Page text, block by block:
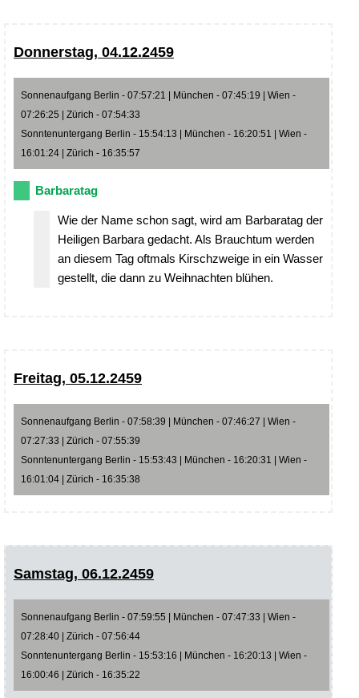
Donnerstag, 04.12.2459
Sonnenaufgang Berlin - 07:57:21 | München - 07:45:19 | Wien -
07:26:25 | Zürich - 07:54:33
Sonntenuntergang Berlin - 15:54:13 | München - 16:20:51 | Wien -
16:01:24 | Zürich - 16:35:57
Barbaratag
Wie der Name schon sagt, wird am Barbaratag der
Heiligen Barbara gedacht. Als Brauchtum werden
an diesem Tag oftmals Kirschzweige in ein Wasser
gestellt, die dann zu Weihnachten blühen.
Freitag, 05.12.2459
Sonnenaufgang Berlin - 07:58:39 | München - 07:46:27 | Wien -
07:27:33 | Zürich - 07:55:39
Sonntenuntergang Berlin - 15:53:43 | München - 16:20:31 | Wien -
16:01:04 | Zürich - 16:35:38
Samstag, 06.12.2459
Sonnenaufgang Berlin - 07:59:55 | München - 07:47:33 | Wien -
07:28:40 | Zürich - 07:56:44
Sonntenuntergang Berlin - 15:53:16 | München - 16:20:13 | Wien -
16:00:46 | Zürich - 16:35:22